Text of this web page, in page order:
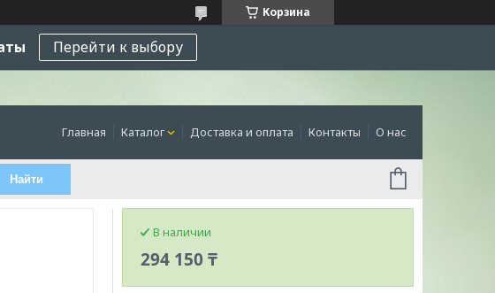
Корзина
Перейти к выбору
Главная Каталог Доставка и оплата Контакты О нас
Найти
В наличии
294 150 ₸